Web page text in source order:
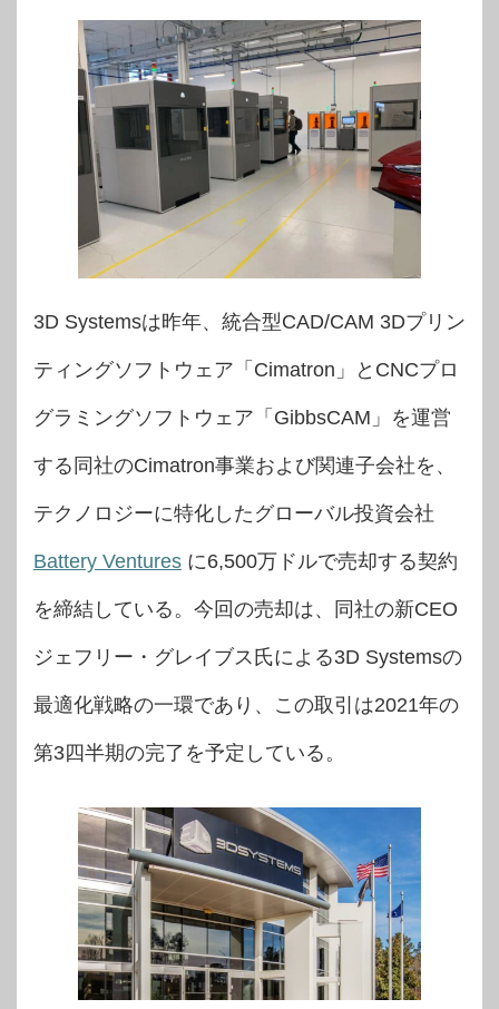
3D Systemsは昨年、統合型CAD/CAM 3Dプリン
ティングソフトウェア「Cimatron」とCNCプロ
グラミングソフトウェア「GibbsCAM」を運営
する同社のCimatron事業および関連子会社を、
テクノロジーに特化したグローバル投資会社
Battery Ventures に6,500万ドルで売却する契約
を締結している。今回の売却は、同社の新CEO
ジェフリー・グレイブス氏による3D Systemsの
最適化戦略の一環であり、この取引は2021年の
第3四半期の完了を予定している。